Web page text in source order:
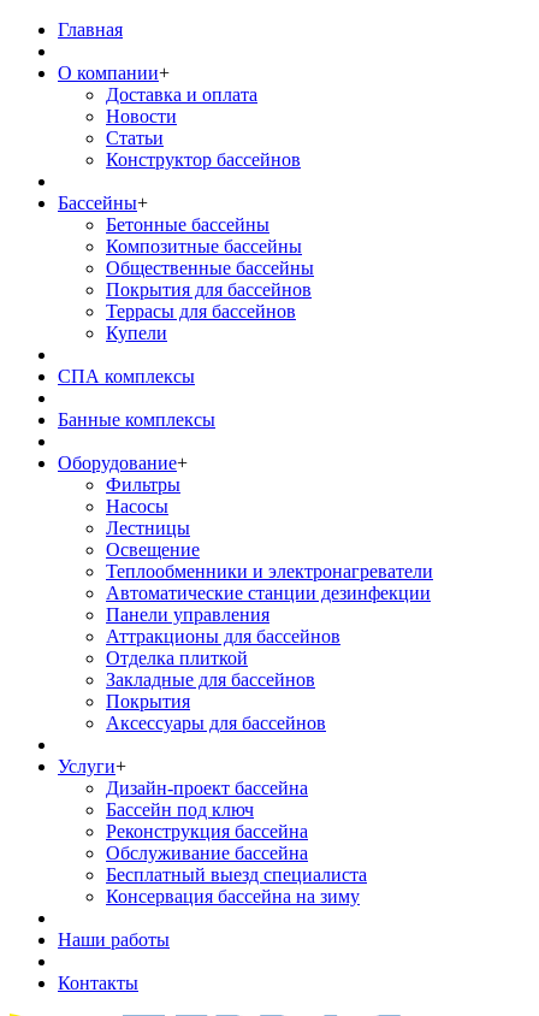
Главная
О компании+
Доставка и оплата
Новости
Статьи
Конструктор бассейнов
Бассейны+
Бетонные бассейны
Композитные бассейны
Общественные бассейны
Покрытия для бассейнов
Террасы для бассейнов
Купели
СПА комплексы
Банные комплексы
Оборудование+
Фильтры
Насосы
Лестницы
Освещение
Теплообменники и электронагреватели
Автоматические станции дезинфекции
Панели управления
Аттракционы для бассейнов
Отделка плиткой
Закладные для бассейнов
Покрытия
Аксессуары для бассейнов
Услуги+
Дизайн-проект бассейна
Бассейн под ключ
Реконструкция бассейна
Обслуживание бассейна
Бесплатный выезд специалиста
Консервация бассейна на зиму
Наши работы
Контакты